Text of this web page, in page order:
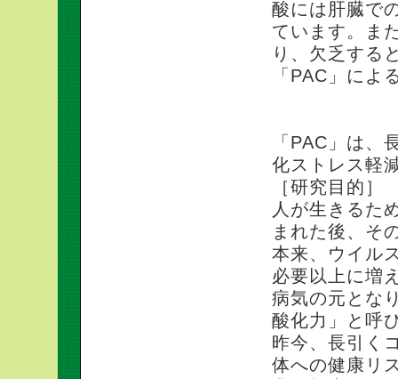
酸には肝臓で
ています。ま
り、欠乏する
「PAC」によ
「PAC」は、
化ストレス軽
［研究目的］
人が生きるた
まれた後、そ
本来、ウイル
必要以上に増
病気の元とな
酸化力」と呼
昨今、長引く
体への健康リ